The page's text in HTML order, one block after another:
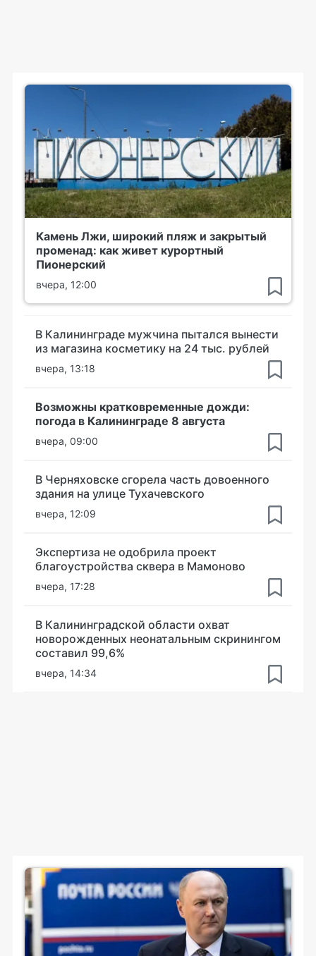
Камень Лжи, широкий пляж и закрытый
променад: как живет курортный
Пионерский
вчера, 12:00
В Калининграде мужчина пытался вынести
из магазина косметику на 24 тыс. рублей
вчера, 13:18
Возможны кратковременные дожди:
погода в Калининграде 8 августа
вчера, 09:00
В Черняховске сгорела часть довоенного
здания на улице Тухачевского
вчера, 12:09
Экспертиза не одобрила проект
благоустройства сквера в Мамоново
вчера, 17:28
В Калининградской области охват
новорожденных неонатальным скринингом
составил 99,6%
вчера, 14:34